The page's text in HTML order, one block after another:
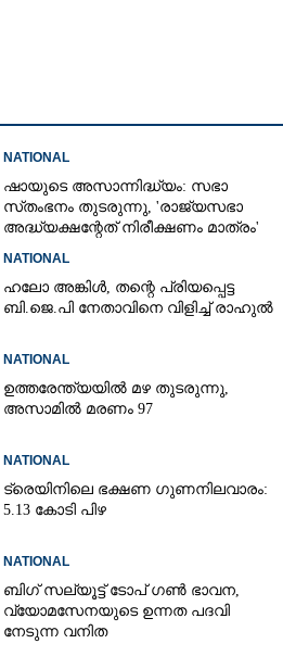
NATIONAL
ഷായുടെ അസാന്നിദ്ധ്യം: സഭാ
സ്‌തംഭനം തുടരുന്നു, 'രാജ്യസഭാ
അദ്ധ്യക്ഷന്റേത് നിരീക്ഷണം മാത്രം'
NATIONAL
ഹലോ അങ്കിൾ,​ തന്റെ പ്രിയപ്പെട്ട
ബി.ജെ.പി നേതാവിനെ വിളിച്ച് രാഹുൽ
NATIONAL
ഉത്തരേന്ത്യയിൽ മഴ തുടരുന്നു,​
അസാമിൽ മരണം 97
NATIONAL
ട്രെയിനിലെ ഭക്ഷണ ഗുണനിലവാരം:
5.13 കോടി പിഴ
NATIONAL
ബിഗ് സല്യൂട്ട് ടോപ് ഗൺ ഭാവന,​
വ്യോമസേനയുടെ ഉന്നത പദവി
നേടുന്ന വനിത